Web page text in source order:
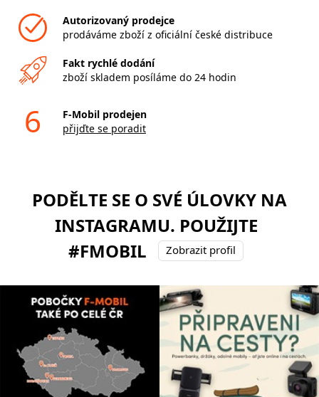
Autorizovaný prodejce
prodáváme zboží z oficiální české distribuce
Fakt rychlé dodání
zboží skladem posíláme do 24 hodin
6
F-Mobil prodejen
přijďte se poradit
PODĚLTE SE O SVÉ ÚLOVKY NA
INSTAGRAMU. POUŽIJTE
#FMOBIL
Zobrazit profil